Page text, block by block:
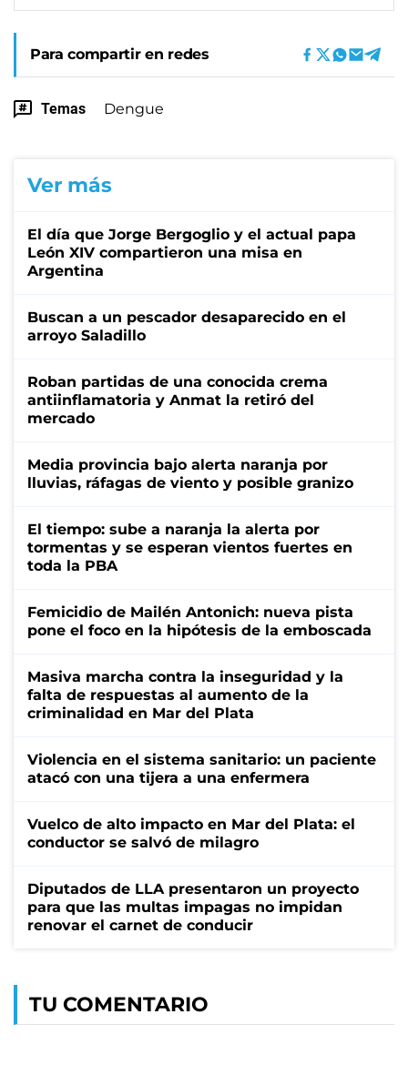
Para compartir en redes
Temas Dengue
Ver más
El día que Jorge Bergoglio y el actual papa
León XIV compartieron una misa en
Argentina
Buscan a un pescador desaparecido en el
arroyo Saladillo
Roban partidas de una conocida crema
antiinflamatoria y Anmat la retiró del
mercado
Media provincia bajo alerta naranja por
lluvias, ráfagas de viento y posible granizo
El tiempo: sube a naranja la alerta por
tormentas y se esperan vientos fuertes en
toda la PBA
Femicidio de Mailén Antonich: nueva pista
pone el foco en la hipótesis de la emboscada
Masiva marcha contra la inseguridad y la
falta de respuestas al aumento de la
criminalidad en Mar del Plata
Violencia en el sistema sanitario: un paciente
atacó con una tijera a una enfermera
Vuelco de alto impacto en Mar del Plata: el
conductor se salvó de milagro
Diputados de LLA presentaron un proyecto
para que las multas impagas no impidan
renovar el carnet de conducir
TU COMENTARIO